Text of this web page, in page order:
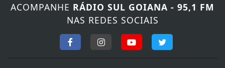
ACOMPANHE RÁDIO SUL GOIANA - 95,1 FM
NAS REDES SOCIAIS